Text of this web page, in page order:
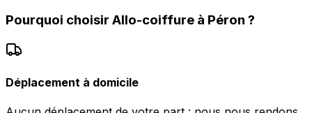
Pourquoi choisir Allo-coiffure à Péron ?
Déplacement à domicile